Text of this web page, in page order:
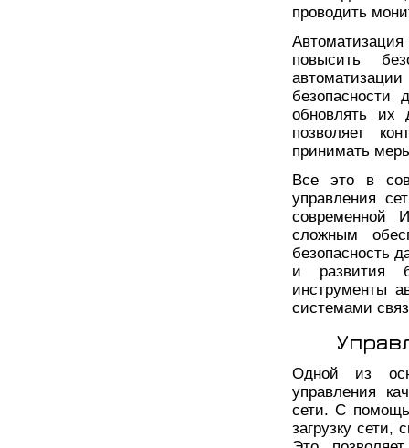
проводить
повысить
безопасности
обновлять их
позволяет
принимать
Все это в
управления
современной
сложным
безопасность
и развития
инструменты
системами
Одной из
управления
сети. С
загрузку сети,